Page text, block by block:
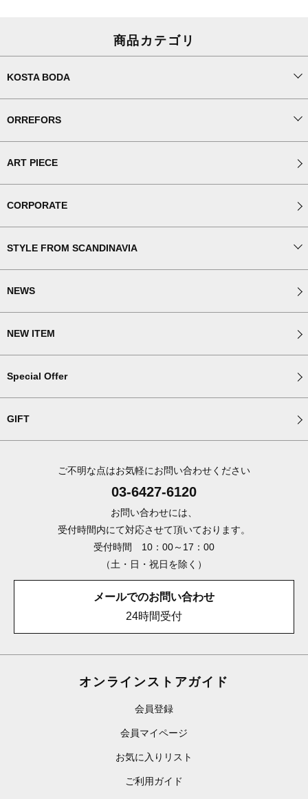
商品カテゴリ
KOSTA BODA
ORREFORS
ART PIECE
CORPORATE
STYLE FROM SCANDINAVIA
NEWS
NEW ITEM
Special Offer
GIFT
ご不明な点はお気軽にお問い合わせください
03-6427-6120
お問い合わせには、
受付時間内にて対応させて頂いております。
受付時間 10：00～17：00
（土・日・祝日を除く）
メールでのお問い合わせ
24時間受付
オンラインストアガイド
会員登録
会員マイページ
お気に入りリスト
ご利用ガイド